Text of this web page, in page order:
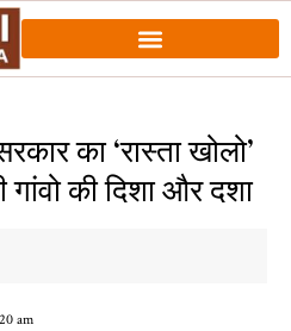
का ‘रास्ता खोलो’
की दिशा और दशा
am